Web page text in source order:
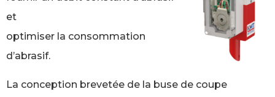
et
optimiser la consommation
d’abrasif.
La conception brevetée de la buse de coupe